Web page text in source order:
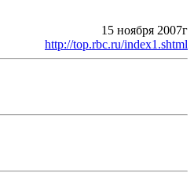
15 ноября 2007г
http://top.rbc.ru/index1.shtml